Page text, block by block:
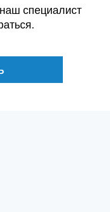
специалист